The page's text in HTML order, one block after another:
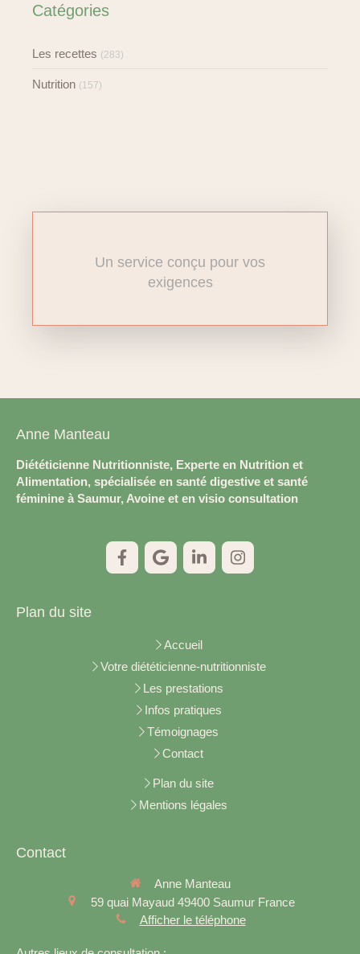
Catégories
Les recettes (283)
Nutrition (157)
Un service conçu pour vos
exigences
Anne Manteau
Diététicienne Nutritionniste, Experte en Nutrition et
Alimentation, spécialisée en santé digestive et santé
féminine à Saumur, Avoine et en visio consultation
Plan du site
Accueil
Votre diététicienne-nutritionniste
Les prestations
Infos pratiques
Témoignages
Contact
Plan du site
Mentions légales
Contact
Anne Manteau
59 quai Mayaud 49400 Saumur France
Afficher le téléphone